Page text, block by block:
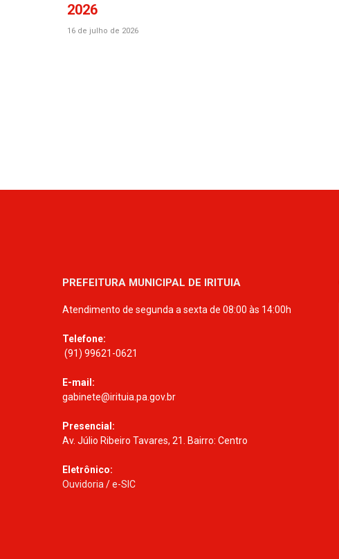
2026
16 de julho de 2026
PREFEITURA MUNICIPAL DE IRITUIA
Atendimento de segunda a sexta de 08:00 às 14:00h
Telefone:
(91) 99621-0621
E-mail:
gabinete@irituia.pa.gov.br
Presencial:
Av. Júlio Ribeiro Tavares, 21. Bairro: Centro
Eletrônico:
Ouvidoria /e-SIC